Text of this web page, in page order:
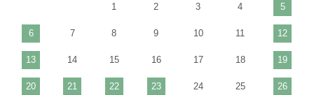
1 2 3 4 5
6 7 8 9 10 11 12
13 14 15 16 17 18 19
20 21 22 23 24 25 26